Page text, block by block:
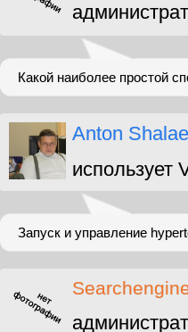
Какой наиболее простой
Anton
использует
Запуск и управление